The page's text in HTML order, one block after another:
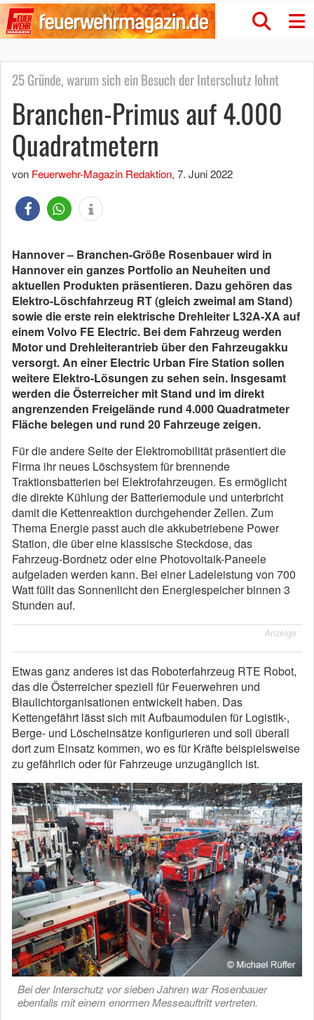
25 Gründe, warum sich ein Besuch der Interschutz lohnt
Branchen-Primus auf 4.000
Quadratmetern
von Feuerwehr-Magazin Redaktion, 7. Juni 2022
Hannover – Branchen-Größe Rosenbauer wird in
Hannover ein ganzes Portfolio an Neuheiten und
aktuellen Produkten präsentieren. Dazu gehören das
Elektro-Löschfahrzeug RT (gleich zweimal am Stand)
sowie die erste rein elektrische Drehleiter L32A-XA auf
einem Volvo FE Electric. Bei dem Fahrzeug werden
Motor und Drehleiterantrieb über den Fahrzeugakku
versorgt. An einer Electric Urban Fire Station sollen
weitere Elektro-Lösungen zu sehen sein. Insgesamt
werden die Österreicher mit Stand und im direkt
angrenzenden Freigelände rund 4.000 Quadratmeter
Fläche belegen und rund 20 Fahrzeuge zeigen.
Für die andere Seite der Elektromobilität präsentiert die
Firma ihr neues Löschsystem für brennende
Traktionsbatterien bei Elektrofahrzeugen. Es ermöglicht
die direkte Kühlung der Batteriemodule und unterbricht
damit die Kettenreaktion durchgehender Zellen. Zum
Thema Energie passt auch die akkubetriebene Power
Station, die über eine klassische Steckdose, das
Fahrzeug-Bordnetz oder eine Photovoltaik-Paneele
aufgeladen werden kann. Bei einer Ladeleistung von 700
Watt füllt das Sonnenlicht den Energiespeicher binnen 3
Stunden auf.
Anzeige
Etwas ganz anderes ist das Roboterfahrzeug RTE Robot,
das die Österreicher speziell für Feuerwehren und
Blaulichtorganisationen entwickelt haben. Das
Kettengefährt lässt sich mit Aufbaumodulen für Logistik-,
Berge- und Löscheinsätze konfigurieren und soll überall
dort zum Einsatz kommen, wo es für Kräfte beispielsweise
zu gefährlich oder für Fahrzeuge unzugänglich ist.
Bei der Interschutz vor sieben Jahren war Rosenbauer
ebenfalls mit einem enormen Messeauftritt vertreten.